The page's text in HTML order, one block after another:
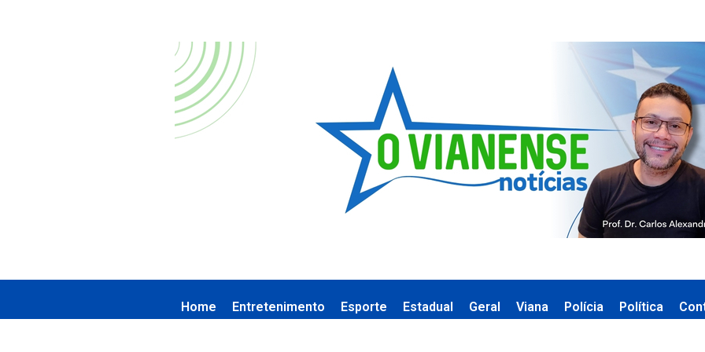
Home Entretenimento Esporte Estadual Geral Viana Polícia Política